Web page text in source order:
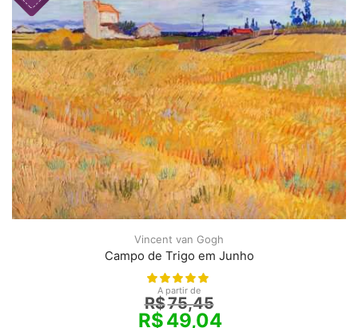
Vincent van Gogh
Campo de Trigo em Junho
A partir de
R$75,45
R$49,04